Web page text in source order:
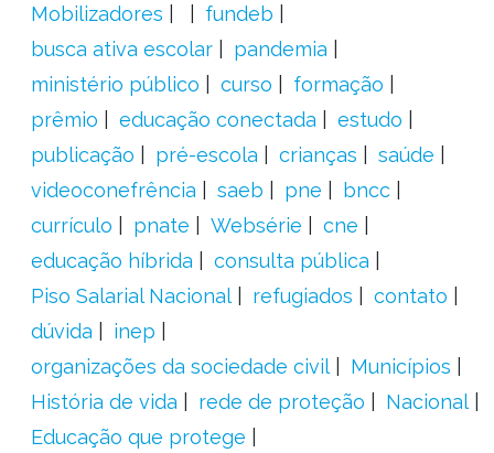
Mobilizadores
fundeb
busca ativa escolar
pandemia
ministério público
curso
formação
prêmio
educação conectada
estudo
publicação
pré-escola crianças
saúde
videoconefrência
saeb pne
bncc
currículo
pnate Websérie
cne
educação híbrida
consulta pública
Piso Salarial Nacional
refugiados
contato
dúvida
inep
organizações da sociedade civil
Municípios
História de vida
rede de proteção
Nacional
Educação que protege